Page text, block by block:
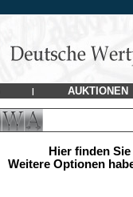
| AUKTIONEN
Hier finden
Weitere Optionen